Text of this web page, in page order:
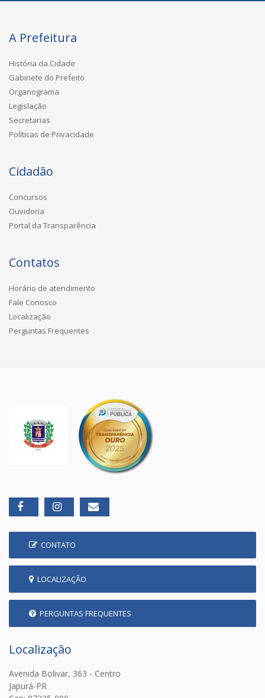
A Prefeitura
História da Cidade
Gabinete do Prefeito
Organograma
Legislação
Secretarias
Políticas de Privacidade
Cidadão
Concursos
Ouvidoria
Portal da Transparência
Contatos
Horário de atendimento
Fale Conosco
Localização
Perguntas Frequentes
CONTATO
LOCALIZAÇÃO
PERGUNTAS FREQUENTES
Localização
Avenida Bolivar, 363 - Centro
Japurá-PR